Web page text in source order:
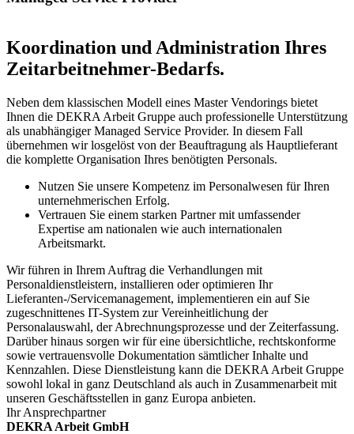
Koordination und Administration Ihres
Zeitarbeitnehmer-Bedarfs.
Neben dem klassischen Modell eines Master Vendorings bietet
Ihnen die DEKRA Arbeit Gruppe auch professionelle Unterstützung
als unabhängiger Managed Service Provider. In diesem Fall
übernehmen wir losgelöst von der Beauftragung als Hauptlieferant
die komplette Organisation Ihres benötigten Personals.
Nutzen Sie unsere Kompetenz im Personalwesen für Ihren
unternehmerischen Erfolg.
Vertrauen Sie einem starken Partner mit umfassender
Expertise am nationalen wie auch internationalen
Arbeitsmarkt.
Wir führen in Ihrem Auftrag die Verhandlungen mit
Personaldienstleistern, installieren oder optimieren Ihr
Lieferanten-/Servicemanagement, implementieren ein auf Sie
zugeschnittenes IT-System zur Vereinheitlichung der
Personalauswahl, der Abrechnungsprozesse und der Zeiterfassung.
Darüber hinaus sorgen wir für eine übersichtliche, rechtskonforme
sowie vertrauensvolle Dokumentation sämtlicher Inhalte und
Kennzahlen. Diese Dienstleistung kann die DEKRA Arbeit Gruppe
sowohl lokal in ganz Deutschland als auch in Zusammenarbeit mit
unseren Geschäftsstellen in ganz Europa anbieten.
Ihr Ansprechpartner
DEKRA Arbeit GmbH